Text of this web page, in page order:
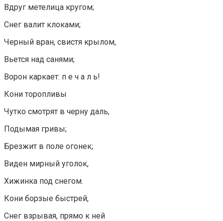
Вдруг метелица кругом;
Снег валит клоками;
Черный вран, свистя крылом,
Вьется над санями;
Ворон каркает: п е ч а л ь!
Кони торопливы
Чутко смотрят в черну даль,
Подымая гривы;
Брезжит в поле огонек;
Виден мирный уголок,
Хижинка под снегом.
Кони борзые быстрей,
Снег взрывая, прямо к ней